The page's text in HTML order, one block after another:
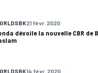
21 févr. 2020
dévoile la nouvelle CBR de
14 févr. 2020